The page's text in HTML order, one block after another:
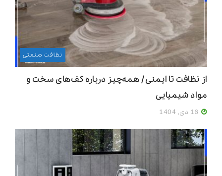
نظافت صنعتی
از نظافت تا ایمنی / همه‌چیز درباره کف‌های سخت و
مواد شیمیایی